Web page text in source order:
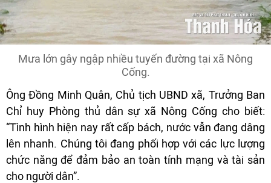
Mưa lớn gây ngập nhiều tuyến đường tại xã Nông
Cống.
Ông Đồng Minh Quân, Chủ tịch UBND xã, Trưởng Ban
Chỉ huy Phòng thủ dân sự xã Nông Cống cho biết:
“Tình hình hiện nay rất cấp bách, nước vẫn đang dâng
lên nhanh. Chúng tôi đang phối hợp với các lực lượng
chức năng để đảm bảo an toàn tính mạng và tài sản
cho người dân”.